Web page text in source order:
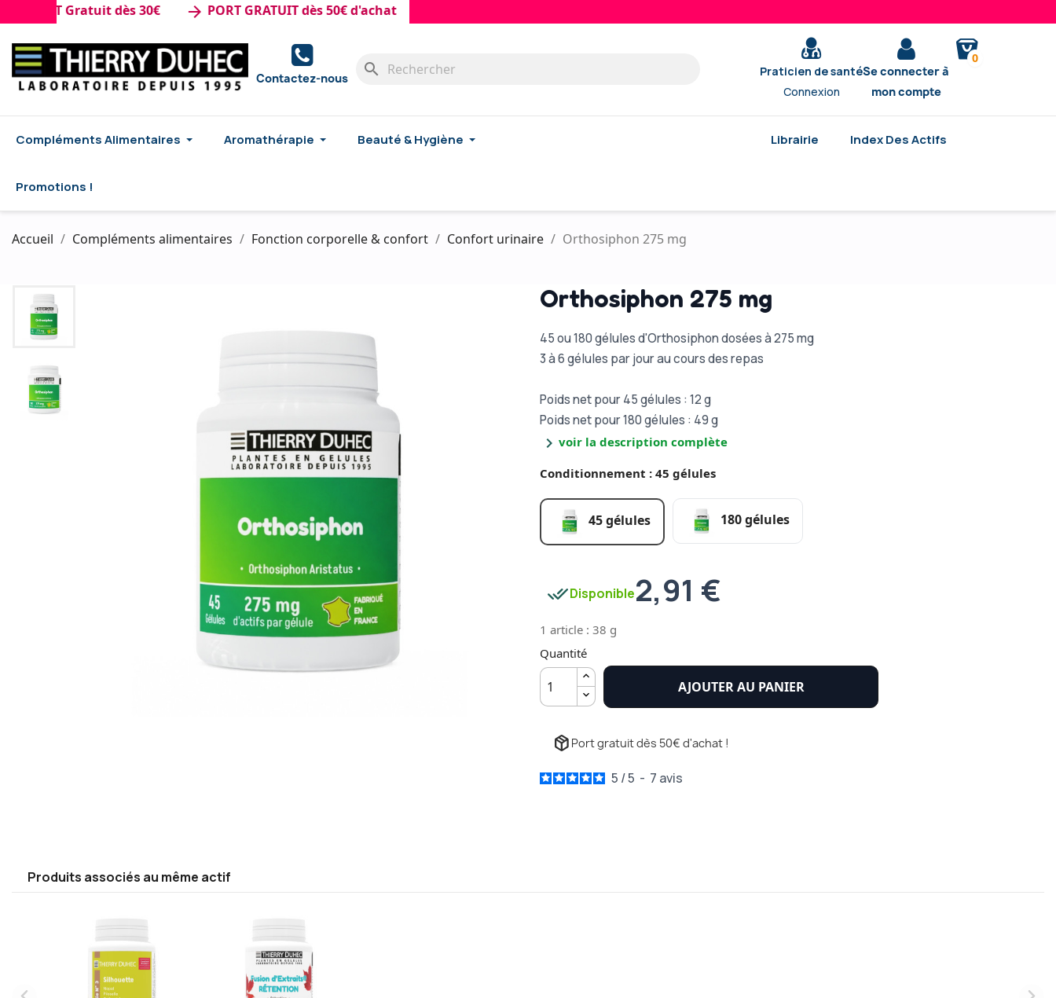
Gratuit dès 30€ arrow_forward PORT GRATUIT dès 50€ d'achat
Contactez-nous search
Praticien de santé
Connexion
Se connecter à
mon compte
0
Compléments Alimentaires Aromathérapie Beauté & Hygiène Librairie Index Des Actifs
Promotions !
Accueil Compléments alimentaires Fonction corporelle & confort Confort urinaire Orthosiphon 275 mg
Orthosiphon 275 mg
45 ou 180 gélules d'Orthosiphon dosées à 275 mg
3 à 6 gélules par jour au cours des repas
Poids net pour 45 gélules : 12 g
Poids net pour 180 gélules : 49 g
chevron_right voir la description complète
Conditionnement : 45 gélules
45 gélules 180 gélules
done_allDisponible2,91 €
1 article : 38 g
Quantité
AJOUTER AU PANIER
package_2 Port gratuit dès 50€ d'achat !
5 /5 - 7 avis
Produits associés au même actif